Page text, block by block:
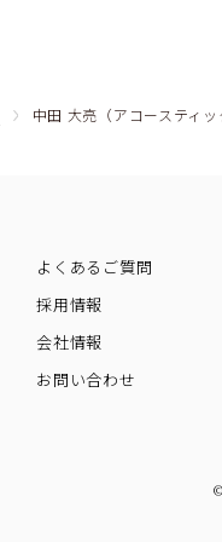
中田 大亮（アコースティ
よくあるご質問
採用情報
会社情報
お問い合わせ